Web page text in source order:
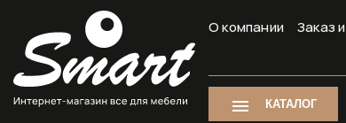
О компании Заказ
КАТАЛОГ